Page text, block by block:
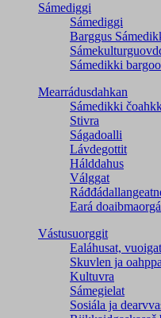
Sámediggi
Sámediggi
Barggus
Sámedikki
Mearrádusdahkan
Sámedikki
Stivra
Ságadoalli
Lávdegottit
Hálddahus
Válggat
Eará
Vástusuorggit
Ealáhusat,
Skuvlen ja
Kultuvra
Sámegielat
Sosiála ja